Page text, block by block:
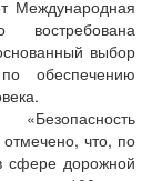
Международная
востребована
выбор
обеспечению
что, по
сфере дорожной